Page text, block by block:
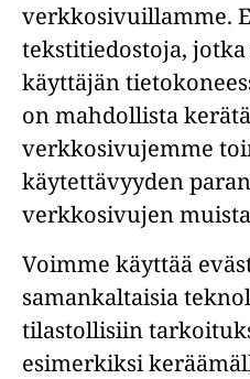
verkkosivuillamme.
tekstitiedostoja,
käyttäjän
on mahdollista
verkkosivujemme
käytettävyyden
verkkosivujen
Voimme käyttää
samankaltaisia
tilastollisiin
esimerkiksi